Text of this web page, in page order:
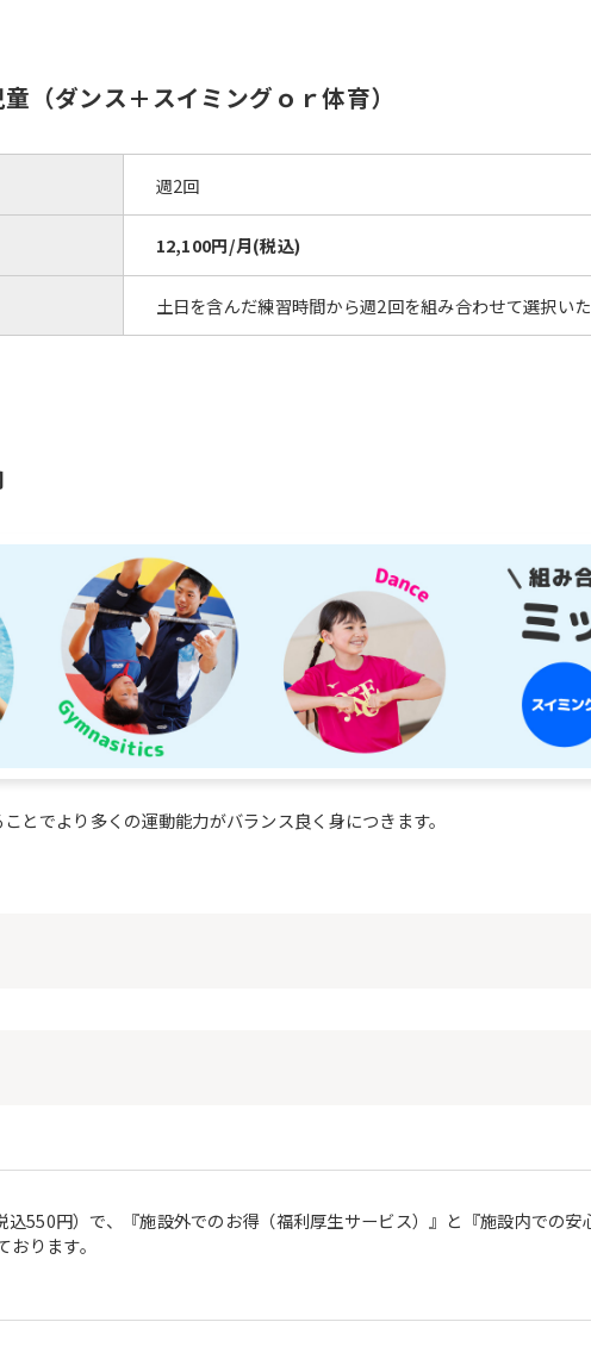
（ダンス＋スイミングｏｒ体育）
週2回
12,100円/月(税込)
土日を含んだ練習時間から週2回を組み合わせて選択いた
とでより多くの運動能力がバランス良く身につきます。
550円）で、『施設外でのお得（福利厚生サービス）』と『施設内での
ります。
translation service, the Japanese
translated mechanically, so it may
fully understand this before using